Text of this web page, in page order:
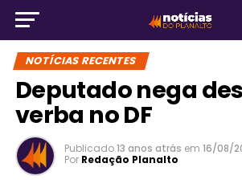
NOTÍCIAS RECENTES
Deputado nega
verba no DF
Publicado13 anos atrás em 16/08/
Por Redação Planalto